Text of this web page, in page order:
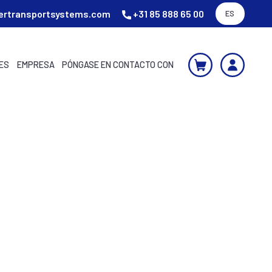
+31 85 888 65 00 ES
EMPRESA PÓNGASE EN CONTACTO CON